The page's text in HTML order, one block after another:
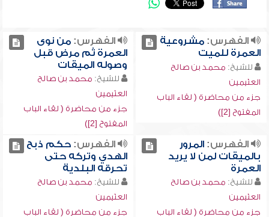
الفهرس:مشروعية
العمرة للميت
للشيخ: محمد بن صالح
العثيمين
جزء من محاضرة ( لقاء الباب
المفتوح [2])
الفهرس:من نوى
العمرة ثم مرض قبل
وصوله الميقات
للشيخ: محمد بن صالح
العثيمين
جزء من محاضرة ( لقاء الباب
المفتوح [2])
الفهرس:المرور
بالميقات لمن لا يريد
العمرة
للشيخ: محمد بن صالح
العثيمين
جزء من محاضرة ( لقاء الباب
الفهرس:حكم ذبح
الهدي وتركه حتى
تحرقه البلدية
للشيخ: محمد بن صالح
العثيمين
جزء من محاضرة ( لقاء الباب